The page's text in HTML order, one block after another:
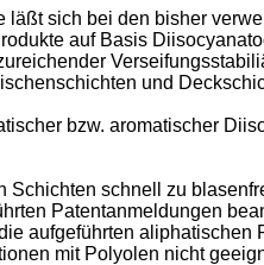
sich bei den bisher
auf Basis
und
bzw. aromatischer
schnell zu
Patentanmeldungen
aufgeführten
mit Polyolen nicht